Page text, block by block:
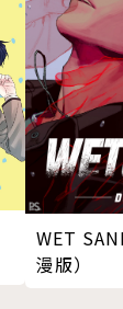
WET
漫版）